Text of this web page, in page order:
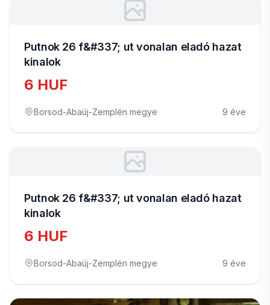
Putnok 26 f&#337; ut vonalan eladó hazat
kinalok
6 HUF
Borsod-Abaúj-Zemplén megye 9 éve
Putnok 26 f&#337; ut vonalan eladó hazat
kinalok
6 HUF
Borsod-Abaúj-Zemplén megye 9 éve